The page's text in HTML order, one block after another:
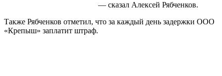
— сказал Алексей Рябченков.
Также Рябченков отметил, что за каждый день задержки ООО
«Крепыш» заплатит штраф.